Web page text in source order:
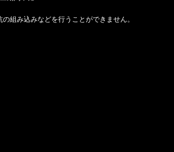
組み込みなどを行うことができません。